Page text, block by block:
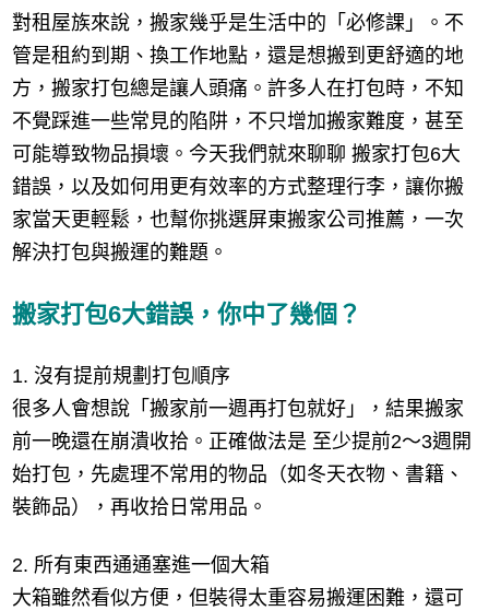
對租屋族來說，搬家幾乎是生活中的「必修課」。不
管是租約到期、換工作地點，還是想搬到更舒適的地
方，搬家打包總是讓人頭痛。許多人在打包時，不知
不覺踩進一些常見的陷阱，不只增加搬家難度，甚至
可能導致物品損壞。今天我們就來聊聊 搬家打包6大
錯誤，以及如何用更有效率的方式整理行李，讓你搬
家當天更輕鬆，也幫你挑選屏東搬家公司推薦，一次
解決打包與搬運的難題。
搬家打包6大錯誤，你中了幾個？
1. 沒有提前規劃打包順序
很多人會想說「搬家前一週再打包就好」，結果搬家
前一晚還在崩潰收拾。正確做法是 至少提前2～3週開
始打包，先處理不常用的物品（如冬天衣物、書籍、
裝飾品），再收拾日常用品。
2. 所有東西通通塞進一個大箱
大箱雖然看似方便，但裝得太重容易搬運困難，還可